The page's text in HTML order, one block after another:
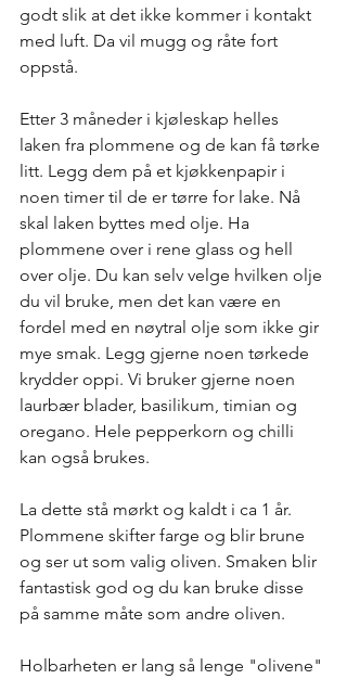
godt slik at det ikke kommer i kontakt
med luft. Da vil mugg og råte fort
oppstå.
Etter 3 måneder i kjøleskap helles
laken fra plommene og de kan få tørke
litt. Legg dem på et kjøkkenpapir i
noen timer til de er tørre for lake. Nå
skal laken byttes med olje. Ha
plommene over i rene glass og hell
over olje. Du kan selv velge hvilken olje
du vil bruke, men det kan være en
fordel med en nøytral olje som ikke gir
mye smak. Legg gjerne noen tørkede
krydder oppi. Vi bruker gjerne noen
laurbær blader, basilikum, timian og
oregano. Hele pepperkorn og chilli
kan også brukes.
La dette stå mørkt og kaldt i ca 1 år.
Plommene skifter farge og blir brune
og ser ut som valig oliven. Smaken blir
fantastisk god og du kan bruke disse
på samme måte som andre oliven.
Holbarheten er lang så lenge "olivene"